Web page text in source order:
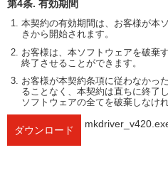
第4条. 有効期間
本契約の有効期間は、お客様が本
きから開始されます。
お客様は、本ソフトウェアを破棄
終了させることができます。
お客様が本契約条項に従わなかっ
ることなく、本契約は直ちに終了
ソフトウェアの全てを破棄しなけ
ダウンロード